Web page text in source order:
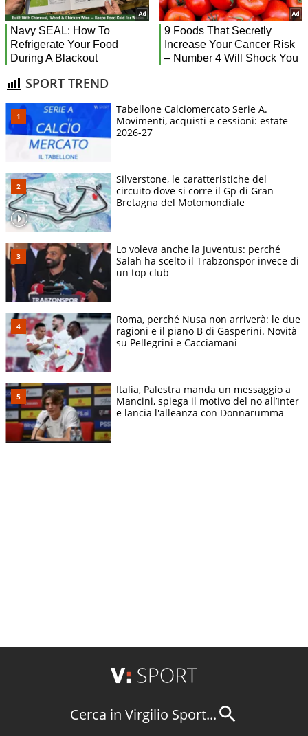
SPORT TREND
Tabellone Calciomercato Serie A.
Movimenti, acquisti e cessioni: estate
2026-27
Silverstone, le caratteristiche del
circuito dove si corre il Gp di Gran
Bretagna del Motomondiale
Lo voleva anche la Juventus: perché
Salah ha scelto il Trabzonspor invece di
un top club
Roma, perché Nusa non arriverà: le due
ragioni e il piano B di Gasperini. Novità
su Pellegrini e Cacciamani
Italia, Palestra manda un messaggio a
Mancini, spiega il motivo del no all’Inter
e lancia l'alleanza con Donnarumma
Cerca in Virgilio Sport...